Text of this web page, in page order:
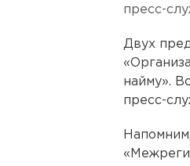
пресс-
Двух
найму».
пресс-